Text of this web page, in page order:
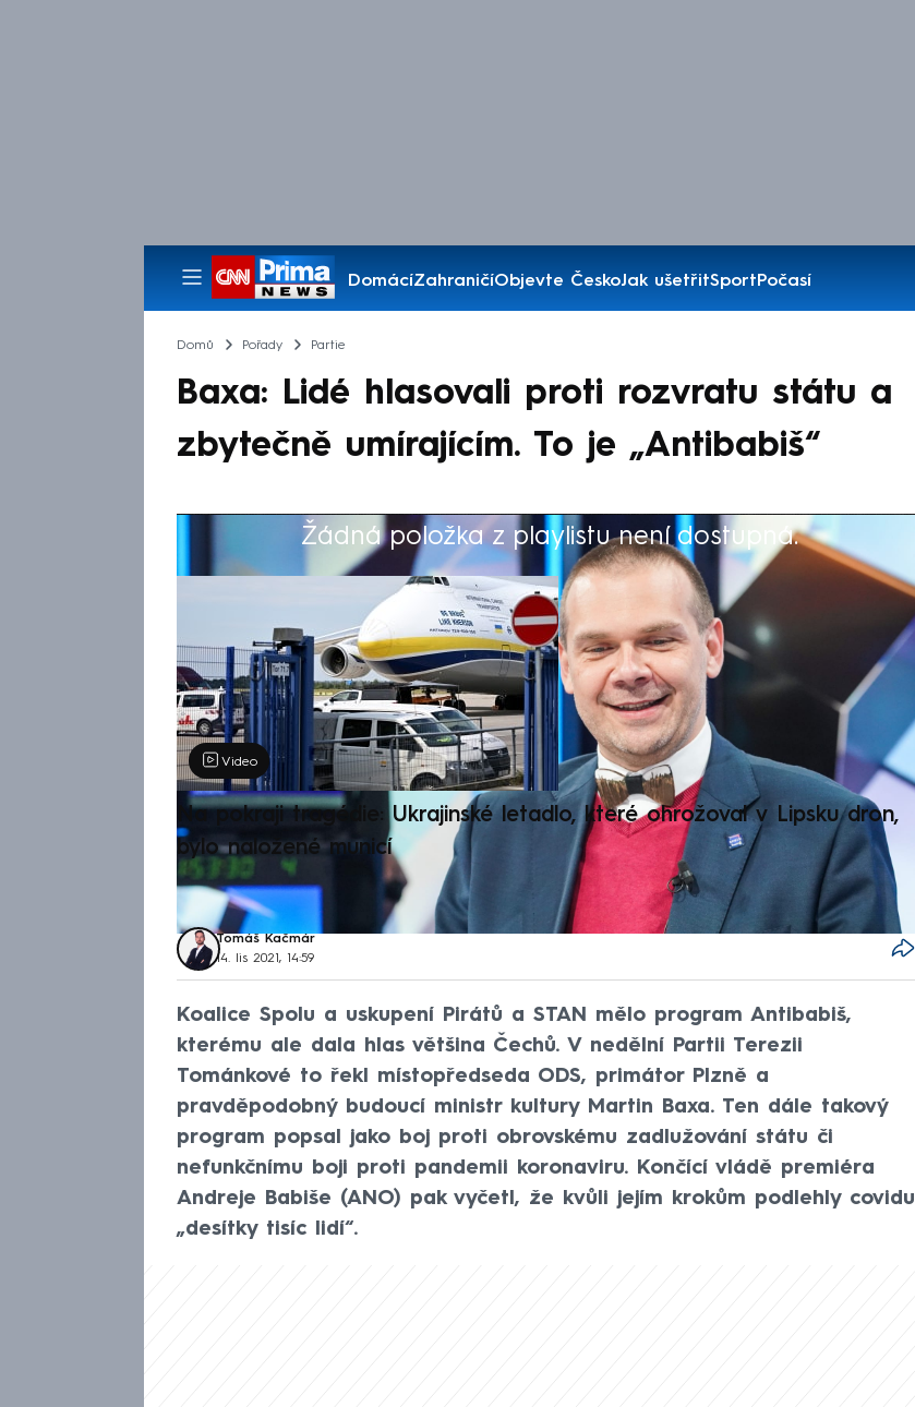
DomácíZahraničíObjevte ČeskoJak ušetřitSportPočasí
Pořady
Domů Pořady Partie
Baxa: Lidé hlasovali proti rozvratu státu a
zbytečně umírajícím. To je „Antibabiš“
Žádná položka z playlistu není dostupná.
Výběr redakce
Video
Na pokraji tragédie: Ukrajinské letadlo, které ohrožoval v Lipsku dron,
bylo naložené municí
Tomáš Kačmár
14. lis 2021, 14:59
Koalice Spolu a uskupení Pirátů a STAN mělo program Antibabiš,
kterému ale dala hlas většina Čechů. V nedělní Partii Terezii
Tománkové to řekl místopředseda ODS, primátor Plzně a
pravděpodobný budoucí ministr kultury Martin Baxa. Ten dále takový
program popsal jako boj proti obrovskému zadlužování státu či
nefunkčnímu boji proti pandemii koronaviru. Končící vládě premiéra
Andreje Babiše (ANO) pak vyčetl, že kvůli jejím krokům podlehly covidu
„desítky tisíc lidí“.